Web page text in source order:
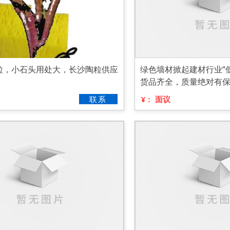
，小石头用处大，长沙陶粒供应
联系
绿色墙材掀起建材行业“
货品齐全，质量绝对有
¥： 面议